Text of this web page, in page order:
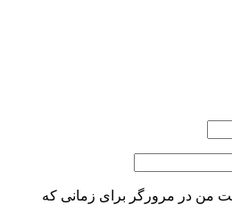
من در مرورگر برای زمانی که